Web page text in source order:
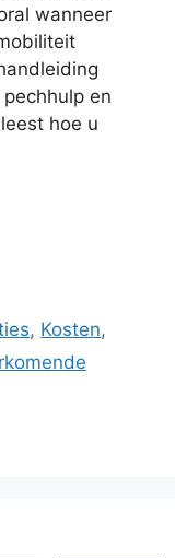
wanneer
en
hoe u
, Kosten,